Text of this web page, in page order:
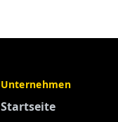
Unternehmen
Startseite